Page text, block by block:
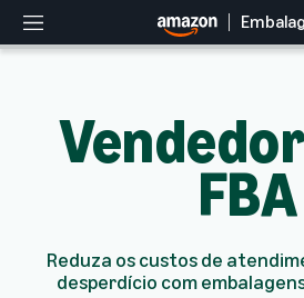
M
e
FBA
Reduza os custos de
desperdício com